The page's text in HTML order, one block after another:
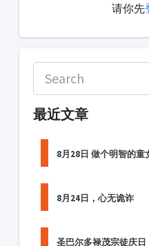
请你先
最近文章
8月28日 做个明智的童
8月24日，心无诡诈
圣巴尔多禄茂宗徒庆日